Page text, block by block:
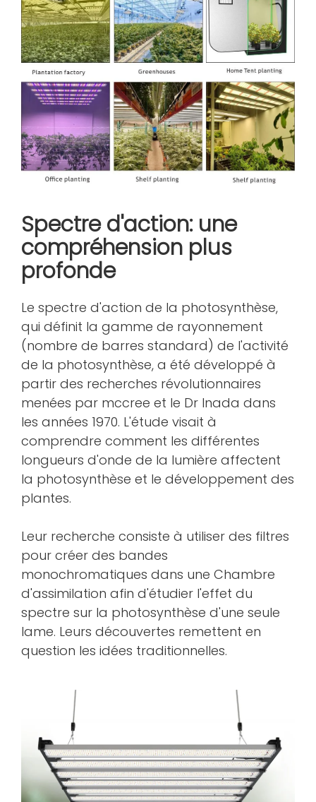
Spectre d'action: une
compréhension plus
profonde
Le spectre d'action de la photosynthèse,
qui définit la gamme de rayonnement
(nombre de barres standard) de l'activité
de la photosynthèse, a été développé à
partir des recherches révolutionnaires
menées par mccree et le Dr Inada dans
les années 1970. L'étude visait à
comprendre comment les différentes
longueurs d'onde de la lumière affectent
la photosynthèse et le développement des
plantes.
Leur recherche consiste à utiliser des filtres
pour créer des bandes
monochromatiques dans une Chambre
d'assimilation afin d'étudier l'effet du
spectre sur la photosynthèse d'une seule
lame. Leurs découvertes remettent en
question les idées traditionnelles.